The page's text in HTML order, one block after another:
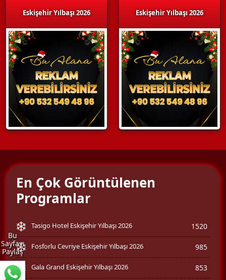
Eskişehir Yılbaşı 2026 Eskişehir Yılbaşı 2026
Bu
Sayfayı
Paylaş
En Çok Görüntülenen
Programlar
Tasigo Hotel Eskişehir Yılbaşı 2026 1520
Fosforlu Cevriye Eskişehir Yılbaşı 2026 985
Gala Grand Eskişehir Yılbaşı 2026 853